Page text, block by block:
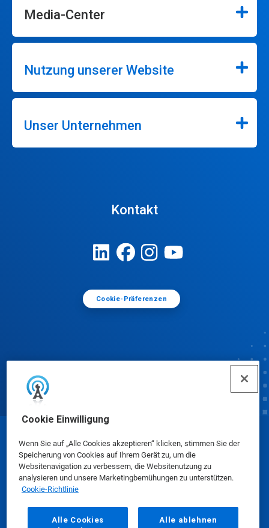
Cookie Einwilligung
Wenn Sie auf „Alle Cookies akzeptieren“ klicken, stimmen Sie der
Speicherung von Cookies auf Ihrem Gerät zu, um die
Websitenavigation zu verbessern, die Websitenutzung zu
analysieren und unsere Marketingbemühungen zu unterstützen.
Cookie-Richtlinie
Alle Cookies
Alle ablehnen
Media-Center
Nutzung unserer Website
Unser Unternehmen
Kontakt
Cookie-Präferenzen
© Ecolab Inc. 2025
Sicherheitsdatenblätter|Datenschutzrichtlinie